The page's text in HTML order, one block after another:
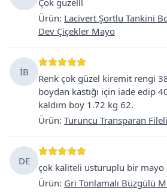
Ürün: Lacivert Şortlu Tankini
Dev Çiçekler Mayo
İB
Renk çok güzel kiremit rengi
boydan kastığı için iade edip
kaldım boy 1.72 kg 62.
Ürün: Turuncu Transparan
DE
çok kaliteli usturuplu bir mayo
Ürün: Gri Tonlamalı Büzgülü